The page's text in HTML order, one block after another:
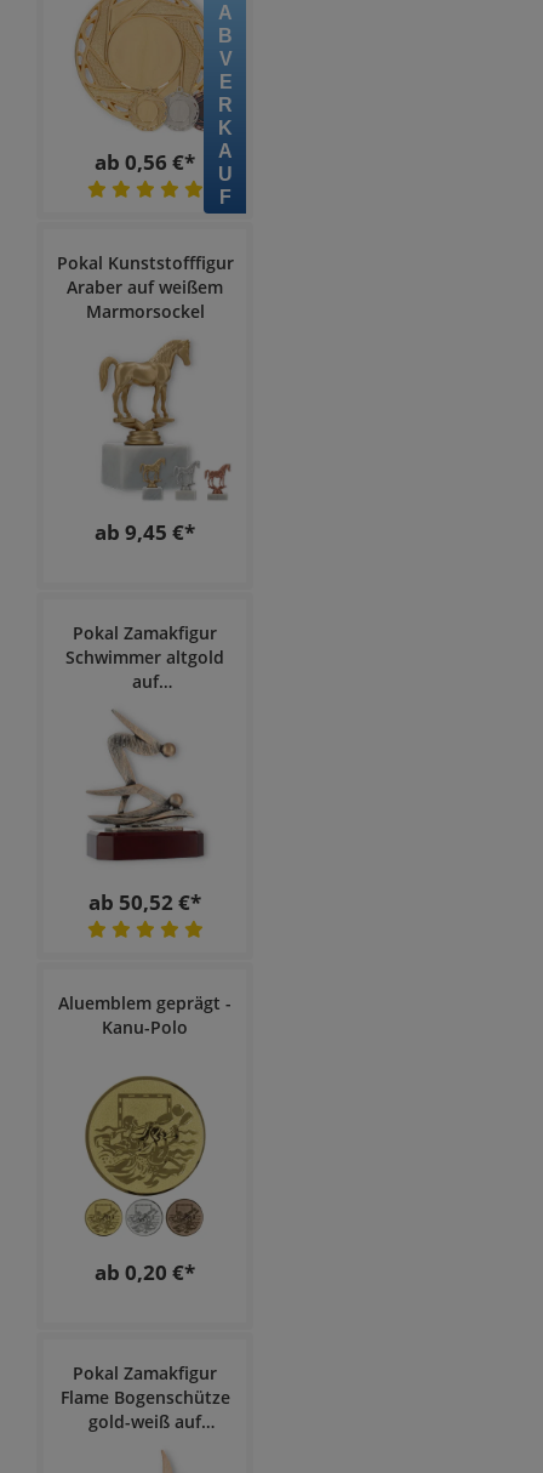
ABVERKAUF
ab 0,56 €*
Pokal Kunststofffigur
Araber auf weißem
Marmorsockel
ab 9,45 €*
Pokal Zamakfigur
Schwimmer altgold
auf
mahagonifarbenen
Holzsockel
ab 50,52 €*
Aluemblem geprägt -
Kanu-Polo
ab 0,20 €*
Pokal Zamakfigur
Flame Bogenschütze
gold-weiß auf
schwarzem